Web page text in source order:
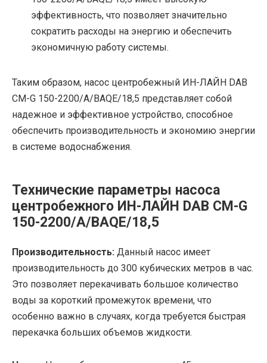
эффективность, что позволяет значительно
сократить расходы на энергию и обеспечить
экономичную работу системы.
Таким образом, насос центробежный ИН-ЛАЙН DAB
CM-G 150-2200/A/BAQE/18,5 представляет собой
надежное и эффективное устройство, способное
обеспечить производительность и экономию энергии
в системе водоснабжения.
Технические параметры насоса
центробежного ИН-ЛАЙН DAB CM-G
150-2200/A/BAQE/18,5
Производительность: Данный насос имеет
производительность до 300 кубических метров в час.
Это позволяет перекачивать большое количество
воды за короткий промежуток времени, что
особенно важно в случаях, когда требуется быстрая
перекачка больших объемов жидкости.